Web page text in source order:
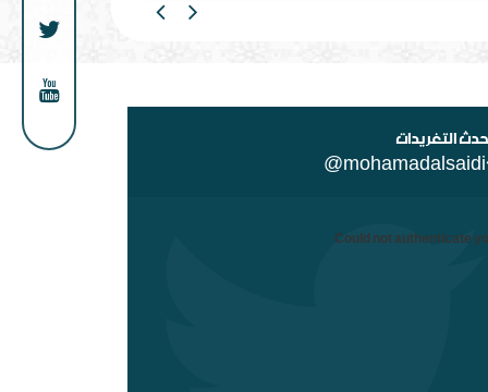
من الهامش إلى المركز
التغريدات
Could not authenticate
السلفية من الانفصاليين في اليمن